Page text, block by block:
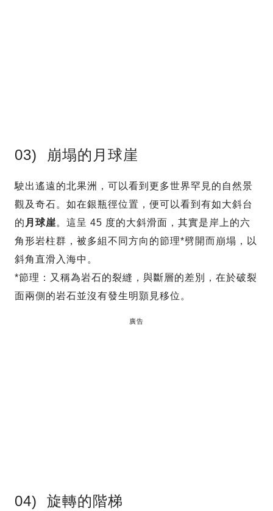
03) 崩塌的月球崖
駛出遙遠的北果洲，可以看到更多世界罕見的自然景
觀及奇石。如在銀瓶徑位置，便可以看到有如大斜台
的 月球崖。這呈 45 度的大斜滑面，其實是岸上的六
角形岩柱群，被多組不同方向的節理*劈開而崩塌，以
斜角直滑入海中。
*節理：又稱為岩石的裂縫，與斷層的差別，在於破裂
面兩側的岩石並沒有發生明顥見移位。
廣告
04) 旋轉的階梯